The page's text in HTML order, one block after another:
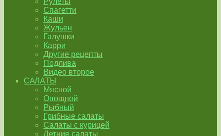
Спагетти
Каши
Жульен
Галушки
Карри
Другие рецепты
Подлива
Видео второе
САЛАТЫ
Мясной
Овощной
Рыбный
Грибные салаты
Салаты с курицей
Летние салаты